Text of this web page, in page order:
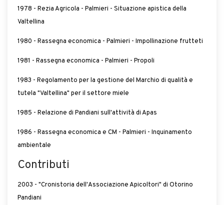
1978 - Rezia Agricola - Palmieri - Situazione apistica della
Valtellina
1980 - Rassegna economica - Palmieri - Impollinazione frutteti
1981 - Rassegna economica - Palmieri - Propoli
1983 - Regolamento per la gestione del Marchio di qualità e
tutela "Valtellina" per il settore miele
1985 - Relazione di Pandiani sull'attività di Apas
1986 - Rassegna economica e CM - Palmieri - Inquinamento
ambientale
Contributi
2003 - "Cronistoria dell'Associazione Apicoltori" di Otorino
Pandiani